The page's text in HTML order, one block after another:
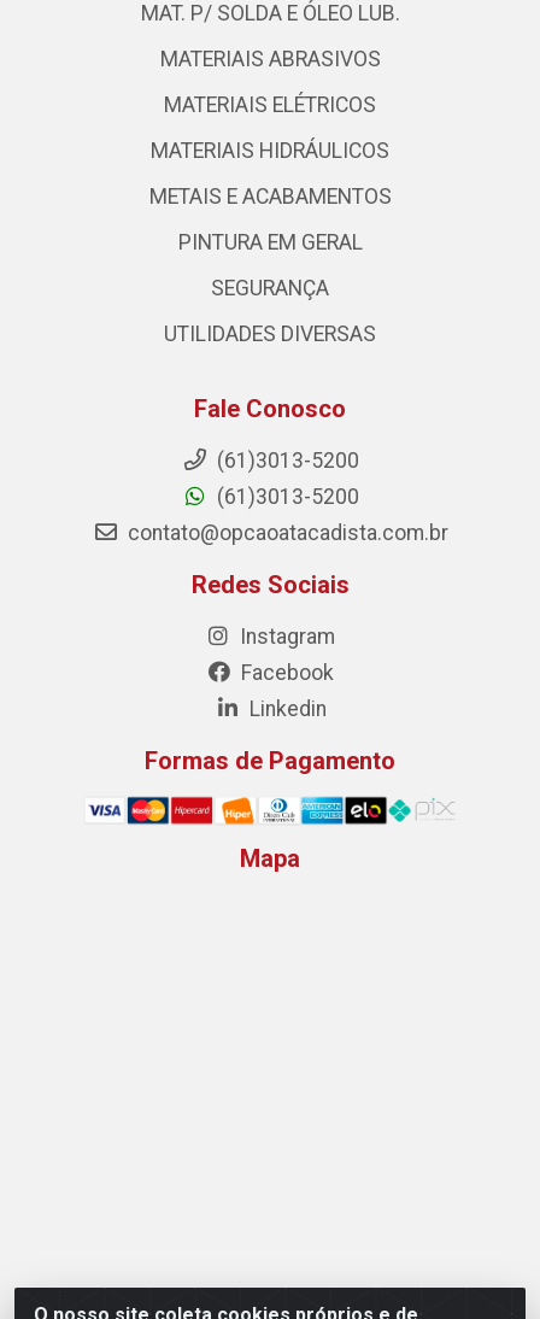
MAT. P/ SOLDA E ÓLEO LUB.
MATERIAIS ABRASIVOS
MATERIAIS ELÉTRICOS
MATERIAIS HIDRÁULICOS
METAIS E ACABAMENTOS
PINTURA EM GERAL
SEGURANÇA
UTILIDADES DIVERSAS
Fale Conosco
(61)3013-5200
(61)3013-5200
contato@opcaoatacadista.com.br
Redes Sociais
Instagram
Facebook
Linkedin
Formas de Pagamento
Mapa